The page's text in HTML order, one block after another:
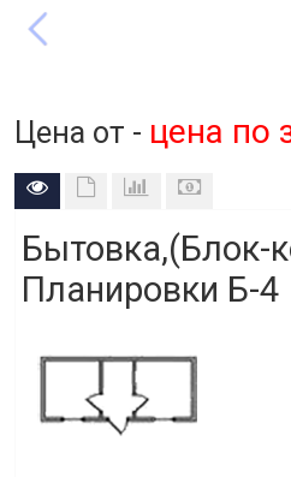
Цена от - цена по
Бытовка,(Блок-
Планировки Б-4